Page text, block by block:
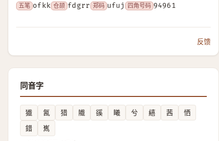
五笔 ofkk 仓颉 fdgrr 郑码 ufuj 四角号码 94961
反馈
同音字
㺣 氥 猎 隵 豀 䂀 兮 繥 茜
恓
錯
嶲